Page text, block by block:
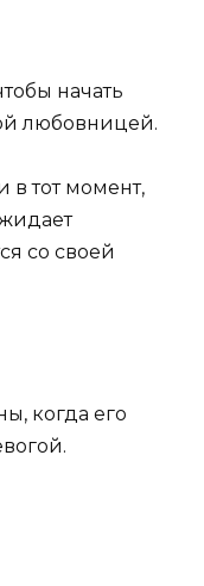
начать
любовницей.
в тот момент,
со своей
когда его